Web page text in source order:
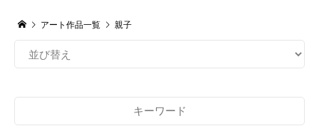
アート作品一覧 親子